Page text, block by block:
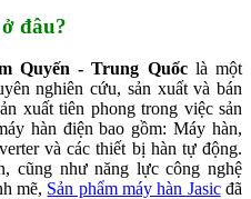
đâu?
Quyến - Trung Quốclà một
nghiên cứu, sản xuất và bán
xuất tiên phong trong việc sản
hàn điện bao gồm: Máy hàn,
và các thiết bị hàn tự động.
cũng như năng lực công nghệ
mẽ, Sản phẩm máy hàn Jasicđã